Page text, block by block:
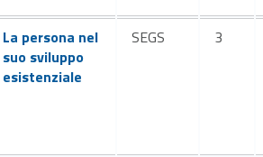
Link identifier #identifier__31554-14
La persona nel
suo sviluppo
esistenziale
SEGS 3